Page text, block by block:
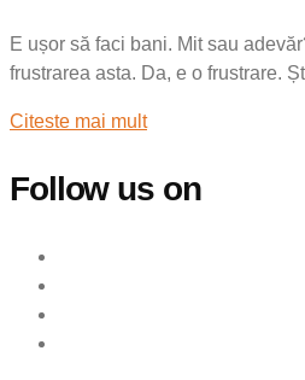
E ușor să faci bani. Mit sau
frustrarea asta. Da, e o frustrare.
Citeste mai mult
Follow us on